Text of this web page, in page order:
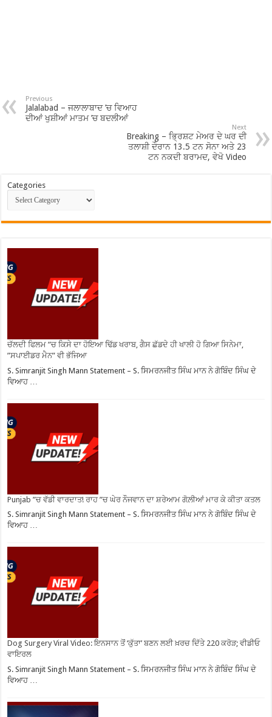
Previous
Jalalabad – ਜਲਾਲਾਬਾਦ ’ਚ ਵਿਆਹ
ਦੀਆਂ ਖੁਸ਼ੀਆਂ ਮਾਤਮ ’ਚ ਬਦਲੀਆਂ
Next
Breaking – ਭ੍ਰਿਸ਼ਟ ਮੇਅਰ ਦੇ ਘਰ ਦੀ
ਤਲਾਸ਼ੀ ਦੌਰਾਨ 13.5 ਟਨ ਸੋਨਾ ਅਤੇ 23
ਟਨ ਨਕਦੀ ਬਰਾਮਦ, ਵੇਖੋ Video
Categories
ਚੱਲਦੀ ਫਿਲਮ ”ਚ ਕਿਸੇ ਦਾ ਹੋਇਆ ਢਿੱਡ ਖਰਾਬ, ਗੈਸ ਛੱਡਦੇ ਹੀ ਖਾਲੀ ਹੋ ਗਿਆ ਸਿਨੇਮਾ,
”ਸਪਾਈਡਰ ਮੈਨ” ਵੀ ਭੱਜਿਆ
S. Simranjit Singh Mann Statement – S. ਸਿਮਰਨਜੀਤ ਸਿੰਘ ਮਾਨ ਨੇ ਗੋਬਿੰਦ ਸਿੰਘ ਦੇ
ਵਿਆਹ …
Punjab ”ਚ ਵੱਡੀ ਵਾਰਦਾਤ! ਰਾਹ ”ਚ ਘੇਰ ਨੌਜਵਾਨ ਦਾ ਸ਼ਰੇਆਮ ਗੋਲ਼ੀਆਂ ਮਾਰ ਕੇ ਕੀਤਾ ਕਤਲ
S. Simranjit Singh Mann Statement – S. ਸਿਮਰਨਜੀਤ ਸਿੰਘ ਮਾਨ ਨੇ ਗੋਬਿੰਦ ਸਿੰਘ ਦੇ
ਵਿਆਹ …
Dog Surgery Viral Video: ਇਨਸਾਨ ਤੋਂ ‘ਕੁੱਤਾ’ ਬਣਨ ਲਈ ਖ਼ਰਚ ਦਿੱਤੇ 220 ਕਰੋੜ; ਵੀਡੀਓ
ਵਾਇਰਲ
S. Simranjit Singh Mann Statement – S. ਸਿਮਰਨਜੀਤ ਸਿੰਘ ਮਾਨ ਨੇ ਗੋਬਿੰਦ ਸਿੰਘ ਦੇ
ਵਿਆਹ …